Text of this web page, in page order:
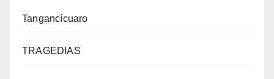
Tangancícuaro
TRAGEDIAS